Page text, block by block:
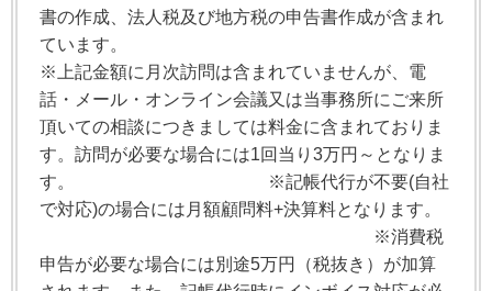
書の作成、法人税及び地方税の申告書作成が含まれ
ています。
※上記金額に月次訪問は含まれていませんが、電
話・メール・オンライン会議又は当事務所にご来所
頂いての相談につきましては料金に含まれておりま
す。訪問が必要な場合には1回当り3万円～となりま
す。
※記帳代行が不要(自社
で対応)の場合には月額顧問料+決算料となります。
※消費税
申告が必要な場合には別途5万円（税抜き）が加算